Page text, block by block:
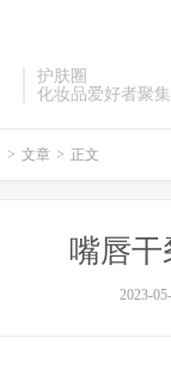
护肤圈
化妆品爱好者聚
> 文章 > 正文
嘴唇干
2023-